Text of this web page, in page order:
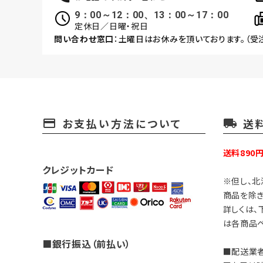
9：00～12：00、13：00～17：00
定休日／日曜・祝日
問い合わせ窓口 ：土曜日はお休みを頂いております。（
payment お支払い方法について
クレジットカード
■銀行振込（前払い）
local_shipping 送
送料890
※但し、
商品を除
詳しくは
は各商品
■配送業